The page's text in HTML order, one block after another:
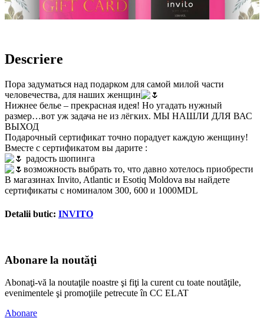
Descriere
Пора задуматься над подарком для самой милой части
человечества, для наших женщин
Нижнее белье – прекрасная идея! Но угадать нужный
размер…вот уж задача не из лёгких. МЫ НАШЛИ ДЛЯ ВАС
ВЫХОД
Подарочный сертификат точно порадует каждую женщину!
Вместе с сертификатом вы дарите :
радость шопинга
возможность выбрать то, что давно хотелось приобрести
В магазинах Invito, Atlantic и Esotiq Moldova вы найдете
сертификаты с номиналом 300, 600 и 1000MDL
Detalii butic: INVITO
Abonare la noutăţi
Abonaţi-vă la noutaţile noastre şi fiţi la curent cu toate noutăţile,
evenimentele şi promoţiile petrecute în CC ELAT
Abonare